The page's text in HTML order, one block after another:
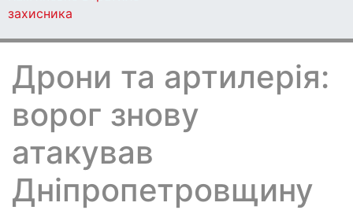
захисника
Дрони та артилерія:
ворог знову
атакував
Дніпропетровщину